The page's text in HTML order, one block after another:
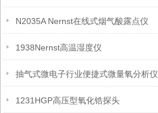
N2035A Nernst在线式烟气酸露点仪
1938Nernst高温湿度仪
抽气式微电子行业便捷式微量氧分析仪
1231HGP高压型氧化锆探头